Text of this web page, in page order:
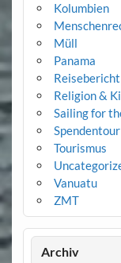
Kolumbien
Müll
Panama
Reisebericht
Religion &
Sailing for
Spendentour
Tourismus
Vanuatu
ZMT
Archiv